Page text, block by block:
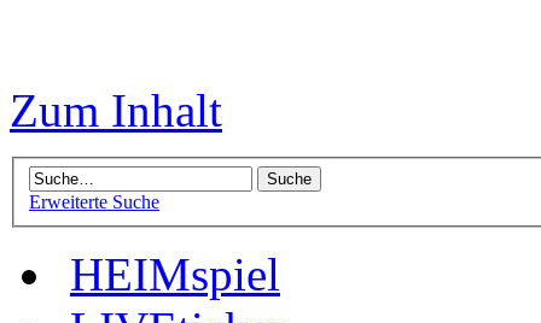
Zum Inhalt
Erweiterte Suche
HEIMspiel